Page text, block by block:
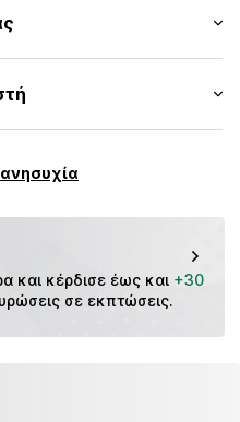
και κέρδισε έως και +30
σε εκπτώσεις.